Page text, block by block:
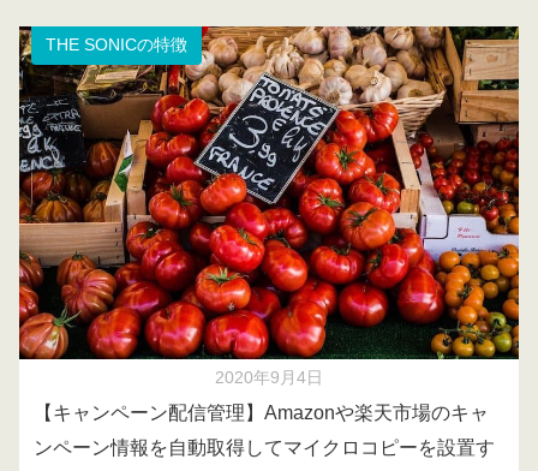
THE SONICの特徴
2020年9月4日
【キャンペーン配信管理】Amazonや楽天市場のキャ
ンペーン情報を自動取得してマイクロコピーを設置す